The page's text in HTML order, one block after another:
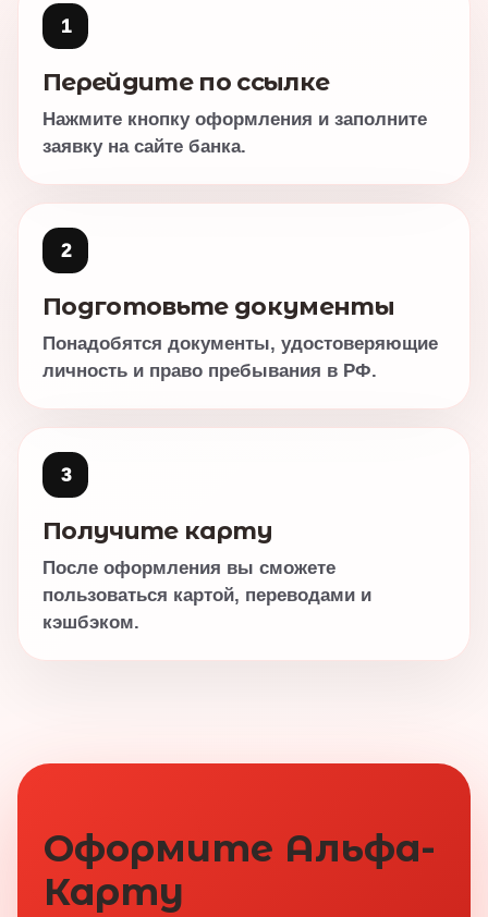
1
Перейдите по ссылке
Нажмите кнопку оформления и заполните
заявку на сайте банка.
2
Подготовьте документы
Понадобятся документы, удостоверяющие
личность и право пребывания в РФ.
3
Получите карту
После оформления вы сможете
пользоваться картой, переводами и
кэшбэком.
Оформите Альфа-
Карту